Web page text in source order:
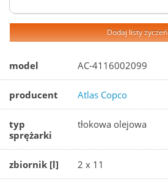
Dodaj listy życzeń
model AC-4116002099
producent Atlas Copco
typ
sprężarki
tłokowa olejowa
zbiornik [l] 2 x 11